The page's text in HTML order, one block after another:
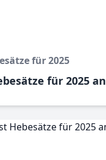
für 2025
für 2025 an